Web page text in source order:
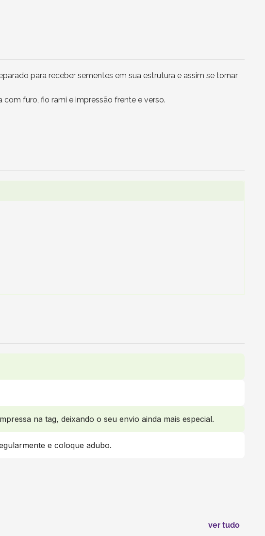
para receber sementes em sua estrutura e assim se tornar
furo, fio rami e impressão frente e verso.
na tag, deixando o seu envio ainda mais especial.
e coloque adubo.
ver tudo